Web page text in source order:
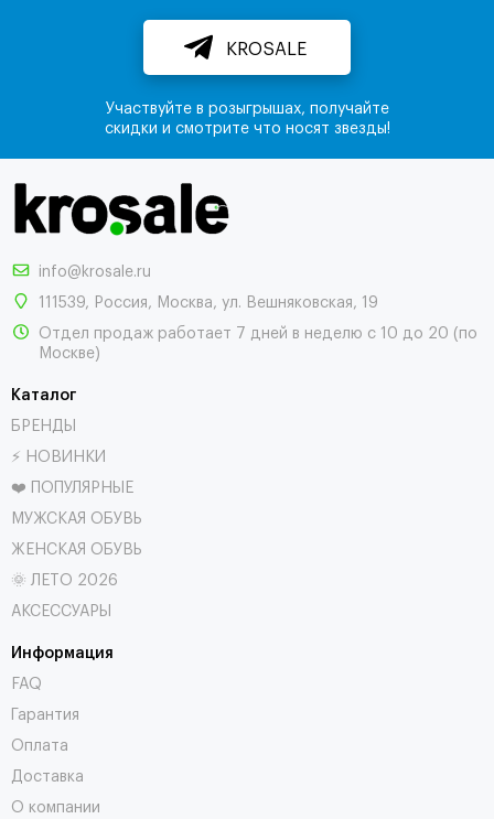
KROSALE
Участвуйте в розыгрышах, получайте
скидки и смотрите что носят звезды!
info@krosale.ru
111539 Россия Москва ул. Вешняковская, 19
Отдел продаж работает 7 дней в неделю с 10 до 20 (по
Москве)
Каталог
БРЕНДЫ
⚡ НОВИНКИ
❤️ ПОПУЛЯРНЫЕ
МУЖСКАЯ ОБУВЬ
ЖЕНСКАЯ ОБУВЬ
🌞 ЛЕТО 2026
АКСЕССУАРЫ
Информация
FAQ
Гарантия
Оплата
Доставка
О компании